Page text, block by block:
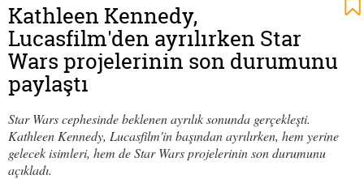
Kathleen Kennedy,
Lucasfilm'den ayrılırken Star
Wars projelerinin son durumunu
paylaştı
Star Wars cephesinde beklenen ayrılık sonunda gerçekleşti.
Kathleen Kennedy, Lucasfilm'in başından ayrılırken, hem yerine
gelecek isimleri, hem de Star Wars projelerinin son durumunu
açıkladı.